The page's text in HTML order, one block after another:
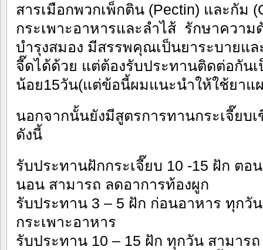
สารเมือกพวกเพ็กติน (Pectin) และกัม
กระเพาะอาหารและลำไส้ รักษาความ
บำรุงสมอง มีสรรพคุณเป็นยาระบายแ
จี๊ดได้ด้วย แต่ต้องรับประทานติดต่อกันเ
น้อย15วัน(แต่ข้อนี้ผมแนะนำให้ใช้ยาแ
นอกจากนั้นยังมีสูตรการทานกระเจี๊ยบ
ดังนี้
รับประทานฝักกระเจี๊ยบ 10 -15 ฝัก ตอ
นอน สามารถ ลดอาการท้องผูก
รับประทาน 3 – 5 ฝัก ก่อนอาหาร ทุกวั
กระเพาะอาหาร
รับประทาน 10 – 15 ฝัก ทุกวัน สามาร